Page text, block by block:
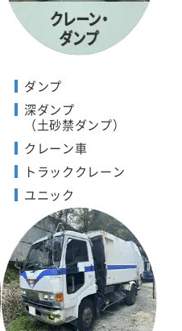
ダンプ
深ダンプ
（土砂禁ダンプ）
クレーン車
トラッククレーン
ユニック